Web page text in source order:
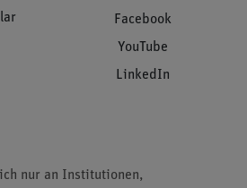
Facebook
YouTube
LinkedIn
nur an Institutionen,